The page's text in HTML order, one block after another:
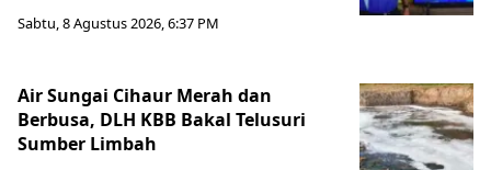
Sabtu, 8 Agustus 2026, 6:37 PM
Air Sungai Cihaur Merah dan
Berbusa, DLH KBB Bakal Telusuri
Sumber Limbah